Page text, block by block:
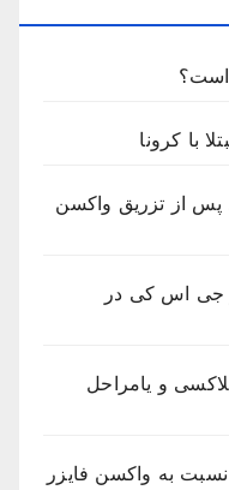
است؟
با کرونا
پس از تزریق واکسن
جی اس کی در
و یامراحل
به واکسن فایزر